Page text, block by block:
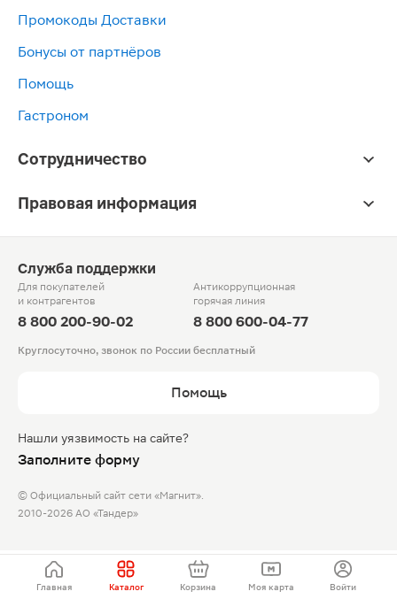
Промокоды Доставки
Бонусы от партнёров
Помощь
Гастроном
Сотрудничество
Правовая информация
Служба поддержки
Для покупателей
и контрагентов
8 800 200-90-02
Антикоррупционная
горячая линия
8 800 600-04-77
Круглосуточно, звонок по России бесплатный
Помощь
Нашли уязвимость на сайте?
Заполните форму
© Официальный сайт сети «Магнит».
2010-2026 АО «Тандер»
Главная Каталог Корзина Моя карта Войти